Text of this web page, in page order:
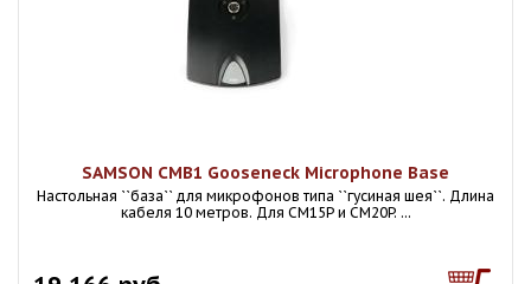
SAMSON CMB1 Gooseneck Microphone Base
Настольная ``база`` для микрофонов типа ``гусиная шея``. Длина
кабеля 10 метров. Для CM15P и CM20P. ...